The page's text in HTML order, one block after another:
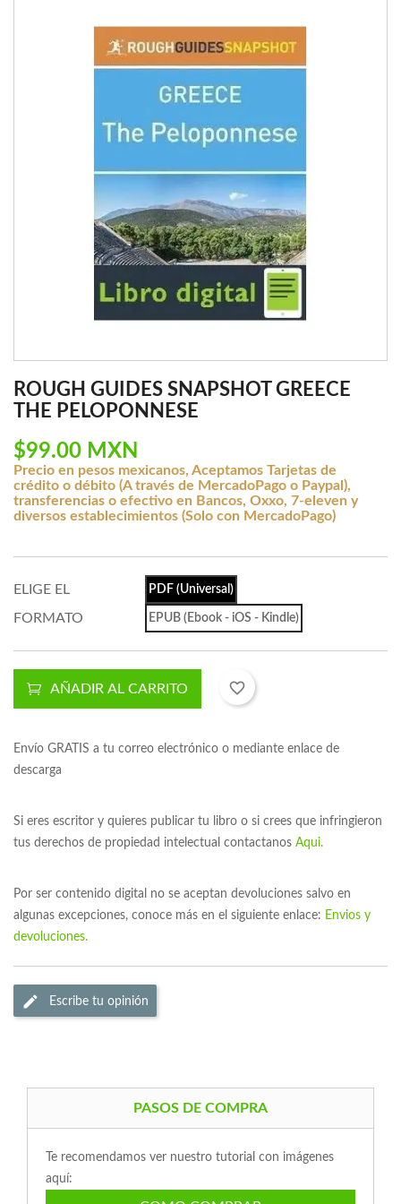
ROUGH GUIDES SNAPSHOT GREECE
THE PELOPONNESE
$99.00 MXN
Precio en pesos mexicanos, Aceptamos Tarjetas de
crédito o débito (A través de MercadoPago o Paypal),
transferencias o efectivo en Bancos, Oxxo, 7-eleven y
diversos establecimientos (Solo con MercadoPago)
ELIGE EL
FORMATO
PDF (Universal)
EPUB (Ebook - iOS - Kindle)
AÑADIR AL CARRITO favorite_border
Envío GRATIS a tu correo electrónico o mediante enlace de
descarga
Si eres escritor y quieres publicar tu libro o si crees que infringieron
tus derechos de propiedad intelectual contactanos Aqui.
Por ser contenido digital no se aceptan devoluciones salvo en
algunas excepciones, conoce más en el siguiente enlace: Envios y
devoluciones.
Escribe tu opinión
PASOS DE COMPRA
Te recomendamos ver nuestro tutorial con imágenes
aquí: